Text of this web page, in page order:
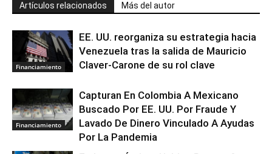
Artículos relacionados Más del autor
Financiamiento
EE. UU. reorganiza su estrategia hacia
Venezuela tras la salida de Mauricio
Claver-Carone de su rol clave
Financiamiento
Capturan En Colombia A Mexicano
Buscado Por EE. UU. Por Fraude Y
Lavado De Dinero Vinculado A Ayudas
Por La Pandemia